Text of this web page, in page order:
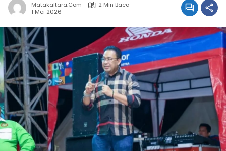
Matakaltara.com
2 Min Baca
1 Mei 2026